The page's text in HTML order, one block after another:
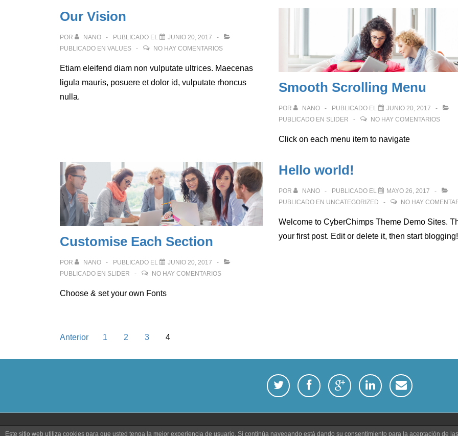
Our Vision
POR NANO PUBLICADO EL
JUNIO 20, 2017
PUBLICADO EN VALUES NO HAY COMENTARIOS
Etiam eleifend diam non vulputate ultrices. Maecenas
ligula mauris, posuere et dolor id, vulputate rhoncus
nulla.
Smooth Scrolling Menu
POR NANO PUBLICADO EL
JUNIO 20, 2017
PUBLICADO EN SLIDER NO HAY COMENTARIOS
Click on each menu item to navigate
Customise Each Section
POR NANO PUBLICADO EL
JUNIO 20, 2017
PUBLICADO EN SLIDER NO HAY COMENTARIOS
Choose & set your own Fonts
Hello world!
POR NANO PUBLICADO EL
MAYO 26, 2017
PUBLICADO EN UNCATEGORIZED NO HAY
Welcome to CyberChimps Theme Demo Sites.
your first post. Edit or delete it, then start blogging!
Navegación
Anterior 1 2 3 4
twitterbird
Link
facebook
Link
googleplus
Link
linkedin
Link
email
Link
Este sitio web utiliza cookies para que usted tenga la mejor experiencia de usuario. Si continúa navegando está dando su consentimiento para la aceptación de